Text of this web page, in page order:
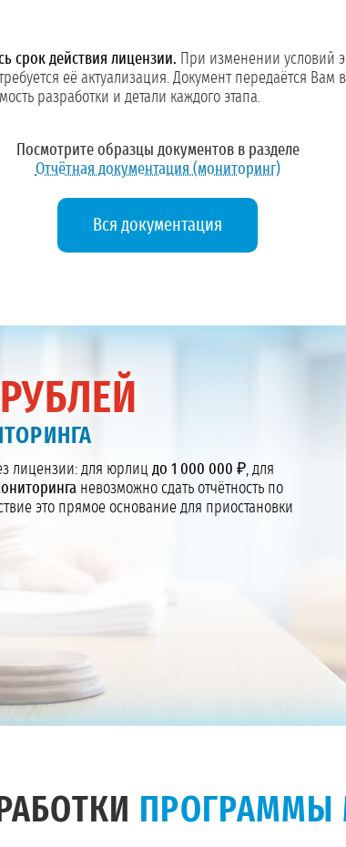
срок действия лицензии. При изменении условий
её актуализация. Документ передаётся
разработки и детали каждого этапа.
Посмотрите образцы документов в разделе
Отчётная документация (мониторинг)
Вся документация
РУБЛЕЙ
лицензии: для юрлиц до 1 000 000 ₽, для
невозможно сдать отчётность по
это прямое основание для приостановки
ПРОГРАММЫ